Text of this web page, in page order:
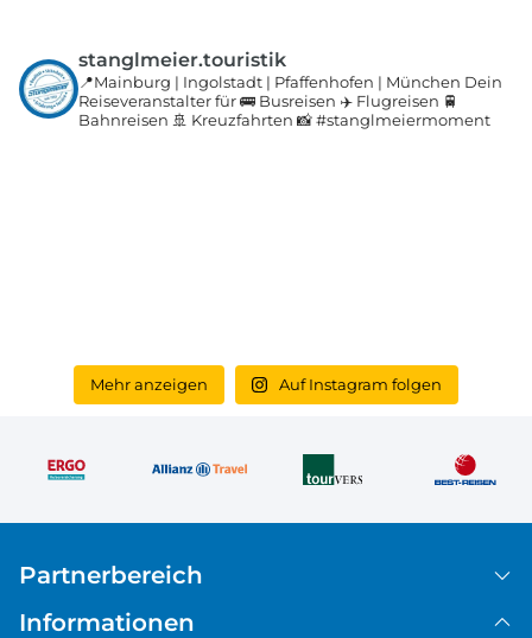
stanglmeier.touristik
📍Mainburg | Ingolstadt | Pfaffenhofen | München Dein
Reiseveranstalter für 🚌 Busreisen ✈️ Flugreisen 🚆
Bahnreisen 🚢 Kreuzfahrten 📸 #stanglmeiermoment
Mehr anzeigen Auf Instagram folgen
Partnerbereich
Informationen